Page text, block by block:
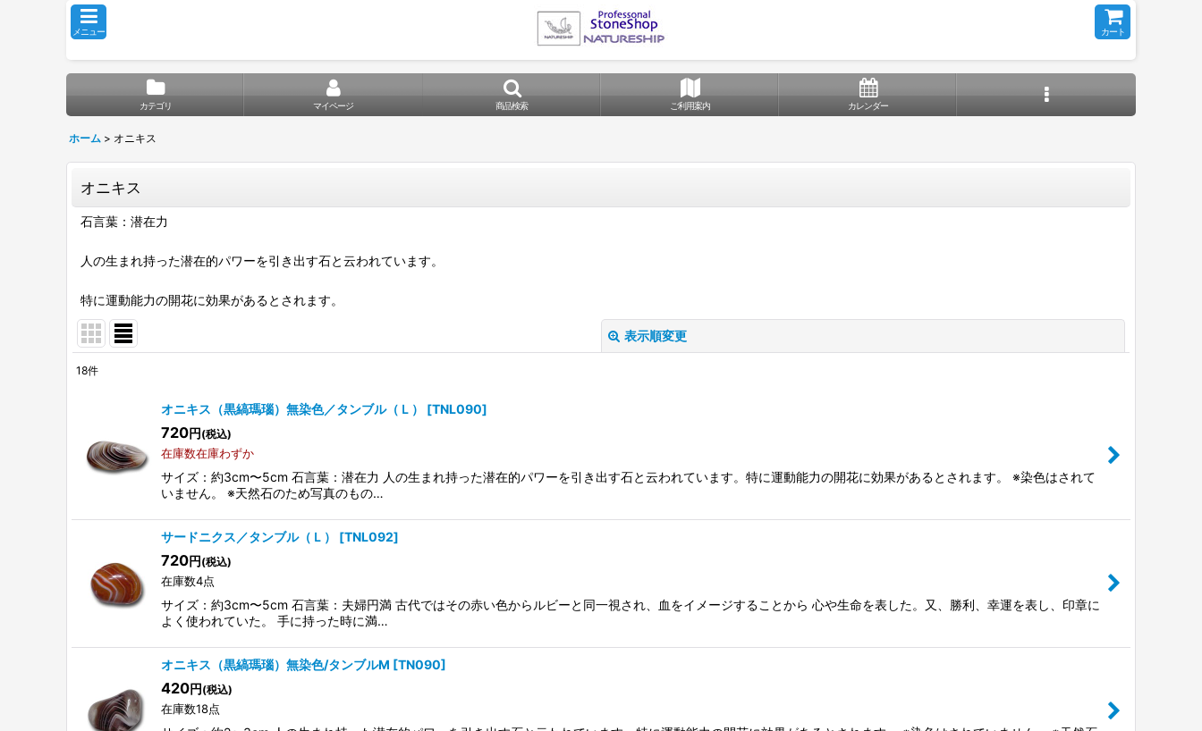
メニュー カート
カテゴリ マイページ 商品検索 ご利用案内 カレンダー
ホーム > オニキス
オニキス
石言葉：潜在力
人の生まれ持った潜在的パワーを引き出す石と云われています。
特に運動能力の開花に効果があるとされます。
表示順変更
絞り込む
18件
オニキス（黒縞瑪瑙）無染色／タンブル（Ｌ） [TNL090]
720円 (税込)
在庫数在庫わずか
サイズ：約3cm〜5cm 石言葉：潜在力 人の生まれ持った潜在的パワーを引き出す石と云われています。特に運動能力の開花に効果があるとされます。 ※染色はされて
いません。 ※天然石のため写真のもの…
サードニクス／タンブル（Ｌ） [TNL092]
720円 (税込)
在庫数4点
サイズ：約3cm〜5cm 石言葉：夫婦円満 古代ではその赤い色からルビーと同一視され、血をイメージすることから 心や生命を表した。又、勝利、幸運を表し、印章に
よく使われていた。 手に持った時に満…
オニキス（黒縞瑪瑙）無染色/タンブルM [TN090]
420円 (税込)
在庫数18点